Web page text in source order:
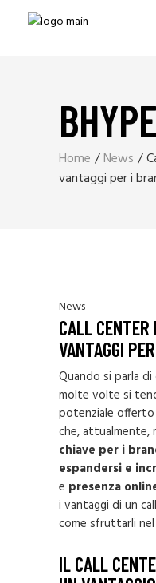
BHYPE
Home News
vantaggi per i
News
CALL
VANTAGGI
Quando si parla
molte volte si
potenziale
che, attualmente,
chiave per i
espandersi e
e presenza
i vantaggi di un
come sfruttarli
IL CALL